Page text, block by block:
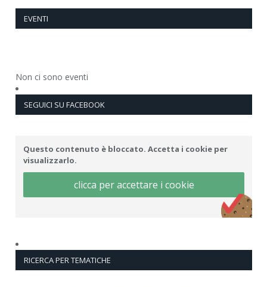
EVENTI
Non ci sono eventi
SEGUICI SU FACEBOOK
Questo contenuto è bloccato. Accetta i cookie per
visualizzarlo.
clicca per accettare i cookie
RICERCA PER TEMATICHE